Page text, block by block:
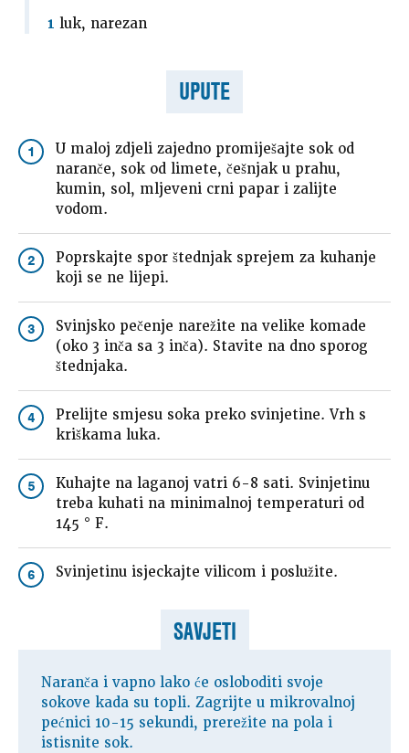
1 luk, narezan
UPUTE
1
U maloj zdjeli zajedno promiješajte sok od
naranče, sok od limete, češnjak u prahu,
kumin, sol, mljeveni crni papar i zalijte
vodom.
2
Poprskajte spor štednjak sprejem za kuhanje
koji se ne lijepi.
3
Svinjsko pečenje narežite na velike komade
(oko 3 inča sa 3 inča). Stavite na dno sporog
štednjaka.
4
Prelijte smjesu soka preko svinjetine. Vrh s
kriškama luka.
5
Kuhajte na laganoj vatri 6-8 sati. Svinjetinu
treba kuhati na minimalnoj temperaturi od
145 ° F.
6 Svinjetinu isjeckajte vilicom i poslužite.
SAVJETI
Naranča i vapno lako će osloboditi svoje
sokove kada su topli. Zagrijte u mikrovalnoj
pećnici 10-15 sekundi, prerežite na pola i
istisnite sok.